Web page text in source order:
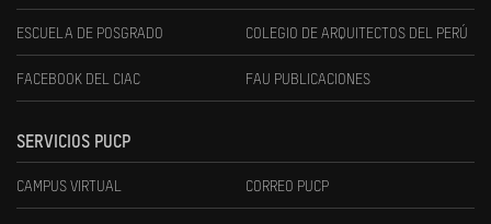
ESCUELA DE POSGRADO COLEGIO DE ARQUITECTOS DEL PERÚ
FACEBOOK DEL CIAC FAU PUBLICACIONES
SERVICIOS PUCP
CAMPUS VIRTUAL CORREO PUCP